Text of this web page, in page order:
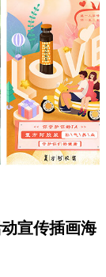
宣传插画海